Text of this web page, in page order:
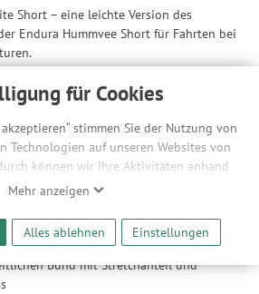
für Cookies
stimmen Sie der Nutzung von
Technologien auf unseren Websites von
können wir Ihre Aktivitäten anhand
nachvollziehen. Dies
ihrer Interessen nutzungsbasierte
bereitzustellen sowie Funktionalitäten
und stetig zu verbessern. Dabei
an Drittanbieter und Werbepartner
erfolgt ausschließlich zum
Mehr anzeigen
Alles ablehnen Einstellungen
Short – eine leichte Version des
Endura Hummvee Short für Fahrten bei
Urban & Trail Performance -
und technischen Bekleidung
auch für tägliches Pendeln auf
Sicherheitstasche mit
Bund mit Stretchanteil und